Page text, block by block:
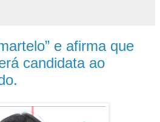
e afirma que
candidata ao